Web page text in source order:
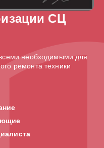
СЦ
необходимыми для
ремонта техники